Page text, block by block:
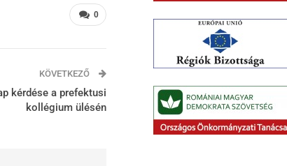
0
KÖVETKEZŐ
kérdése a prefektusi
kollégium ülésén